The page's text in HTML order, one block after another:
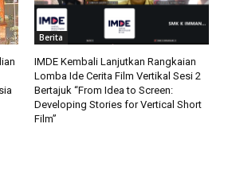
Berita
IMDE Kembali Lanjutkan Rangkaian
Lomba Ide Cerita Film Vertikal Sesi 2
Bertajuk “From Idea to Screen:
Developing Stories for Vertical Short
Film”